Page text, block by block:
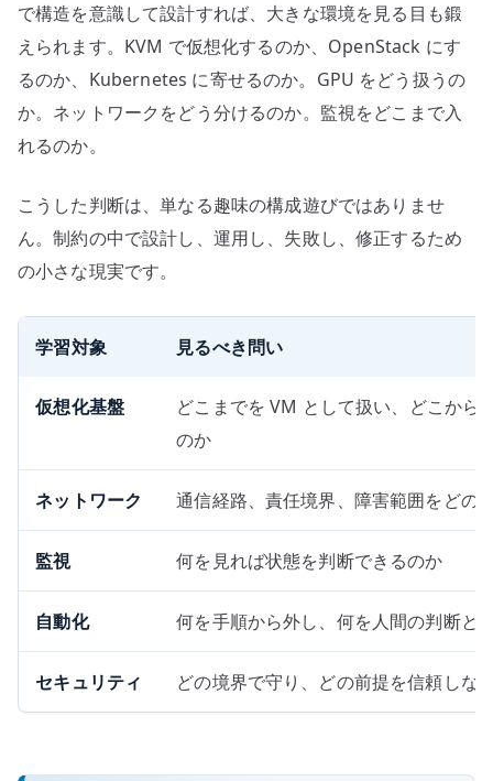
で構造を意識して設計すれば、大きな環境を見る目も鍛
えられます。KVM で仮想化するのか、OpenStack にす
るのか、Kubernetes に寄せるのか。GPU をどう扱うの
か。ネットワークをどう分けるのか。監視をどこまで入
れるのか。
こうした判断は、単なる趣味の構成遊びではありませ
ん。制約の中で設計し、運用し、失敗し、修正するため
の小さな現実です。
学習対象 見るべき問い
仮想化基盤
どこまでを VM として扱い、どこから
のか
ネットワーク 通信経路、責任境界、障害範囲をどの
監視 何を見れば状態を判断できるのか
自動化 何を手順から外し、何を人間の判断と
セキュリティ どの境界で守り、どの前提を信頼しな